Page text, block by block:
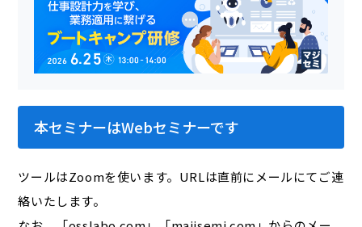
本セミナーはWebセミナーです
ツールはZoomを使います。URLは直前にメールにてご連
絡いたします。